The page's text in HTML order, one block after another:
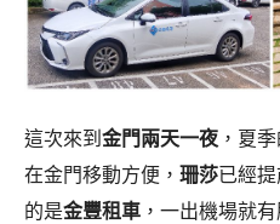
這次來到 金門兩天一夜 ，夏
在金門移動方便， 珊莎已經
的是金豐租車 ，一出機場就